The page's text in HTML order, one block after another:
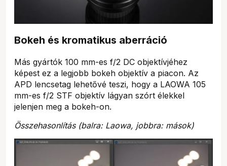
Bokeh és kromatikus aberráció
Más gyártók 100 mm-es f/2 DC objektívjéhez
képest ez a legjobb bokeh objektív a piacon. Az
APD lencsetag lehetővé teszi, hogy a LAOWA 105
mm-es f/2 STF objektív lágyan szórt élekkel
jelenjen meg a bokeh-on.
Összehasonlítás (balra: Laowa, jobbra: mások)